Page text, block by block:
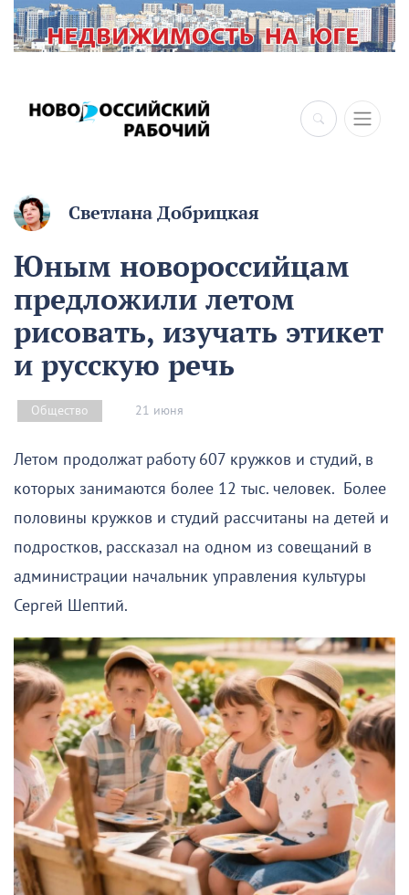
×
Светлана Добрицкая
Юным новороссийцам
предложили летом
рисовать, изучать этикет
и русскую речь
Общество 21 июня
Летом продолжат работу 607 кружков и студий, в
которых занимаются более 12 тыс. человек. Более
половины кружков и студий рассчитаны на детей и
подростков, рассказал на одном из совещаний в
администрации начальник управления культуры
Сергей Шептий.